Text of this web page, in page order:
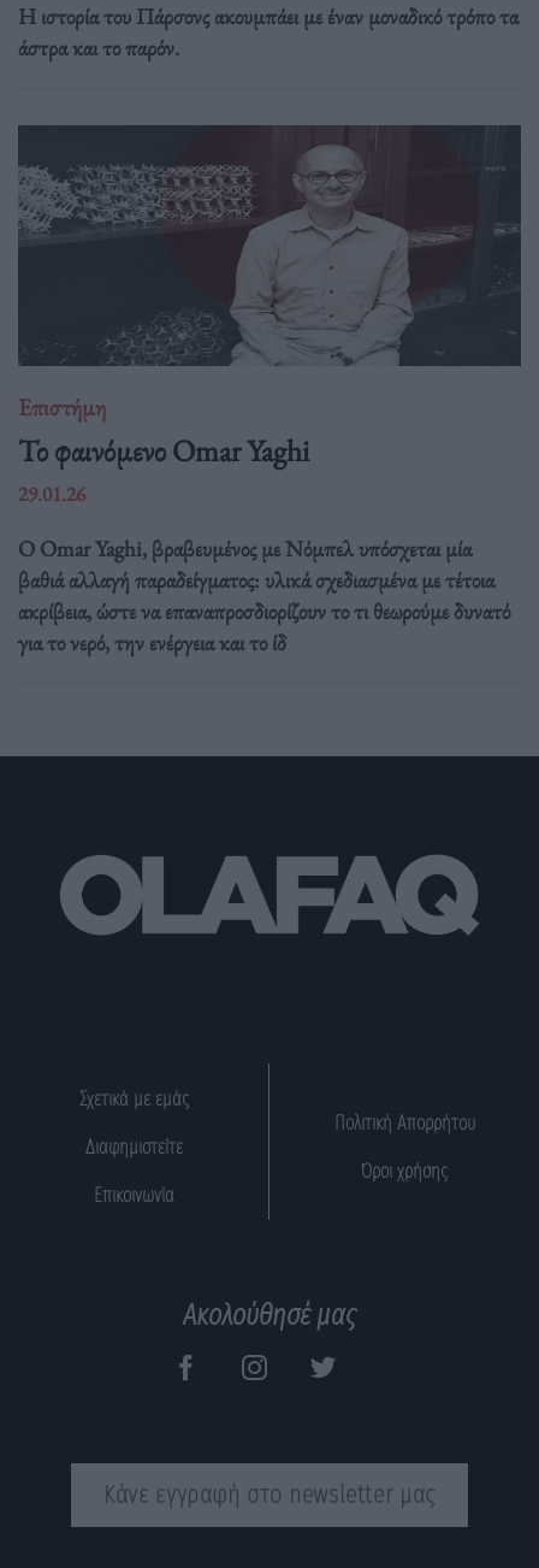
Η ιστορία του Πάρσονς ακουμπάει με έναν μοναδικό τρόπο τα
άστρα και το παρόν.
Επιστήμη
Το φαινόμενο Omar Yaghi
29.01.26
Ο Omar Yaghi, βραβευμένος με Νόμπελ υπόσχεται μία
βαθιά αλλαγή παραδείγματος: υλικά σχεδιασμένα με τέτοια
ακρίβεια, ώστε να επαναπροσδιορίζουν το τι θεωρούμε δυνατό
για το νερό, την ενέργεια και το ίδ
Σχετικά με εμάς
Διαφημιστείτε
Επικοινωνία
Πολιτική Απορρήτου
Όροι χρήσης
Ακολούθησέ μας
Κάνε εγγραφή στο newsletter μας